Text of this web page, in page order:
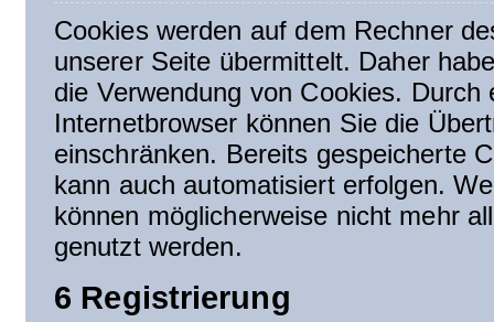
Cookies werden auf dem Rechner
unserer Seite übermittelt. Daher
die Verwendung von Cookies.
Internetbrowser können Sie die
einschränken. Bereits gespeicherte
kann auch automatisiert erfolgen.
können möglicherweise nicht mehr
genutzt werden.
6 Registrierung